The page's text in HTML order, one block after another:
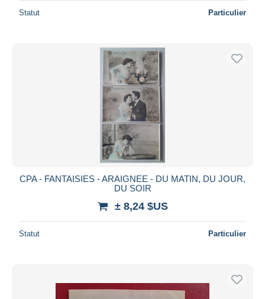
Statut Particulier
CPA - FANTAISIES - ARAIGNEE - DU MATIN, DU JOUR,
DU SOIR
± 8,24 $US
Statut Particulier